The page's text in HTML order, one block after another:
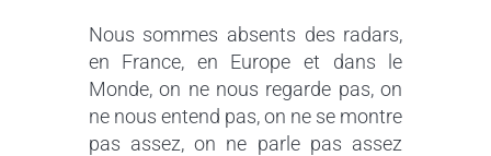
Nous sommes absents des radars,
en France, en Europe et dans le
Monde, on ne nous regarde pas, on
ne nous entend pas, on ne se montre
pas assez, on ne parle pas assez